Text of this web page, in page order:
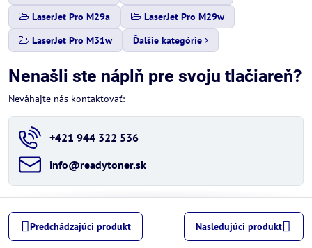
LaserJet Pro M29a
LaserJet Pro M29w
LaserJet Pro M31w
Ďalšie kategórie
Nenašli ste náplň pre svoju tlačiareň?
Neváhajte nás kontaktovať:
+421 944 322 536
info​@readytoner​.sk
Predchádzajúci produkt Nasledujúci produkt